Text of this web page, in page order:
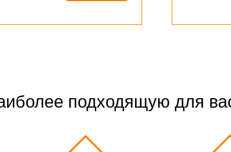
подходящую для